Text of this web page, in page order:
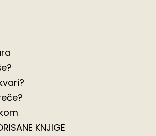
KNJIGE